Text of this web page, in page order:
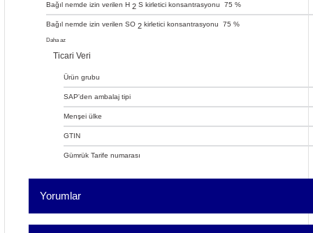
Bağıl nemde izin verilen H 2 S kirletici konsantrasyonu 75 %
Bağıl nemde izin verilen SO 2 kirletici konsantrasyonu 75 %
Daha az
Ticari Veri
Ürün grubu
SAP'den ambalaj tipi
Menşei ülke
GTIN
Gümrük Tarife numarası
Yorumlar